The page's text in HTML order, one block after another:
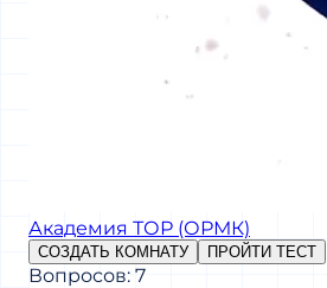
Академия ТОР (ОРМК)
СОЗДАТЬ КОМНАТУ ПРОЙТИ ТЕСТ
Вопросов: 7